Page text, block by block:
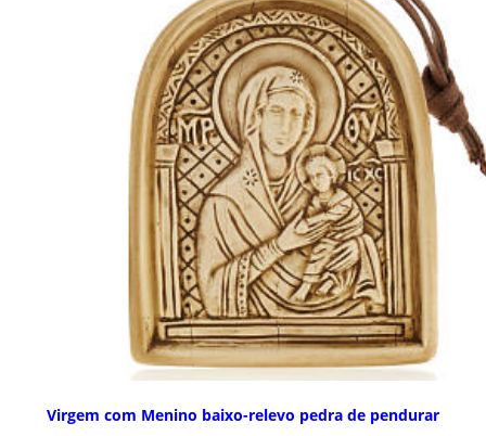
Virgem com Menino baixo-relevo pedra de pendurar